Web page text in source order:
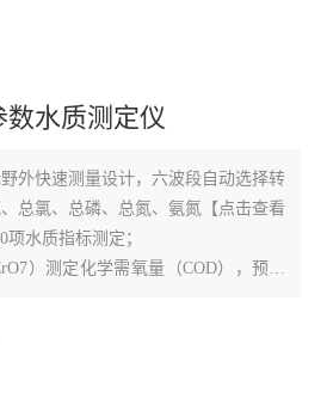
水质测定仪
外快速测量设计，六波段自动选择转
总氯、总磷、总氮、氨氮【点击查看
水质指标测定；
）测定化学需氧量（COD），预制
用耐热耐腐蚀材质，可同时消解24个